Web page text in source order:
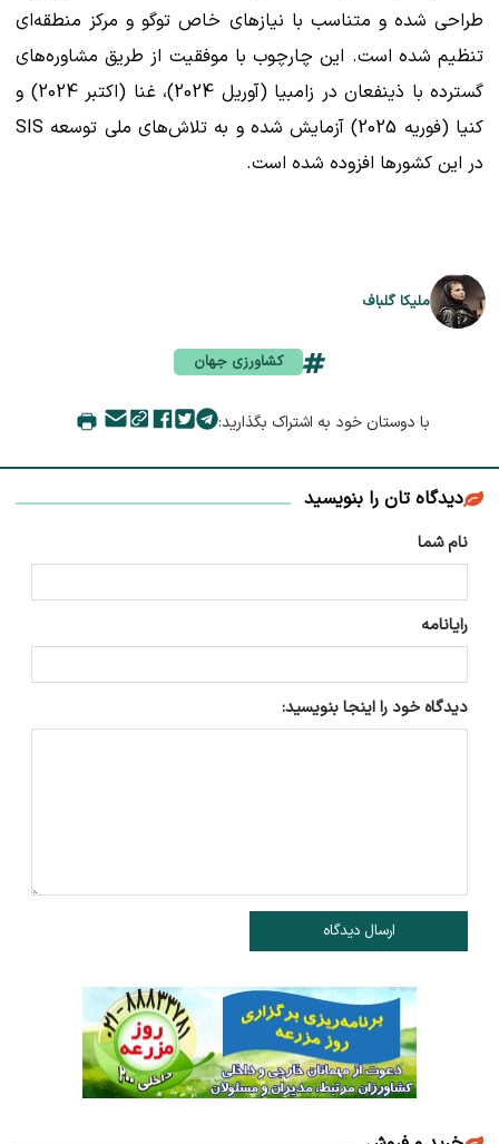
طراحی شده و متناسب با نیازهای خاص توگو و مرکز منطقه‌ای
تنظیم شده است. این چارچوب با موفقیت از طریق مشاوره‌های
گسترده با ذینفعان در زامبیا (آوریل 2024)، غنا (اکتبر 2024) و
کنیا (فوریه 2025) آزمایش شده و به تلاش‌های ملی توسعه SIS
در این کشورها افزوده شده است.
ملیکا گلباف
کشاورزی جهان
با دوستان خود به اشتراک بگذارید:
دیدگاه تان را بنویسید
نام شما
رایانامه
دیدگاه خود را اینجا بنویسید:
ارسال دیدگاه